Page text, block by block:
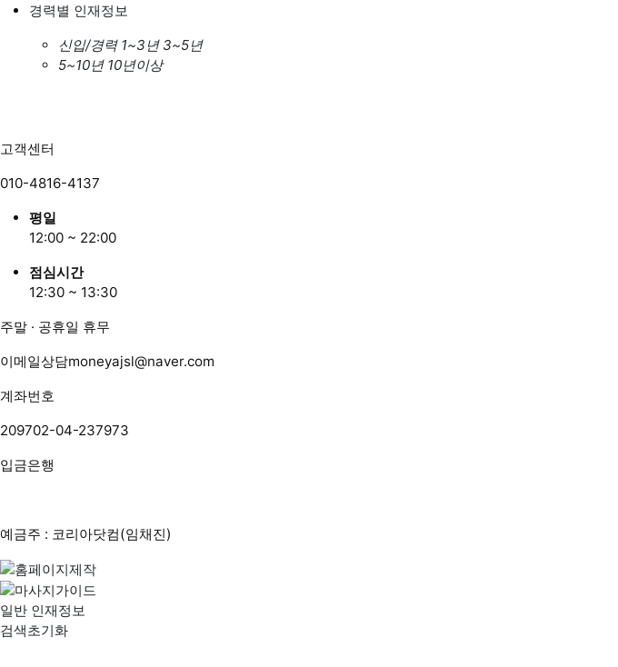
경력별 인재정보
신입/경력 1~3년 3~5년
5~10년 10년이상
고객센터
010-4816-4137
평일
12:00 ~ 22:00
점심시간
12:30 ~ 13:30
주말 · 공휴일 휴무
이메일상담moneyajsl@naver.com
계좌번호
209702-04-237973
입금은행
예금주 : 코리아닷컴(임채진)
일반 인재정보
검색초기화